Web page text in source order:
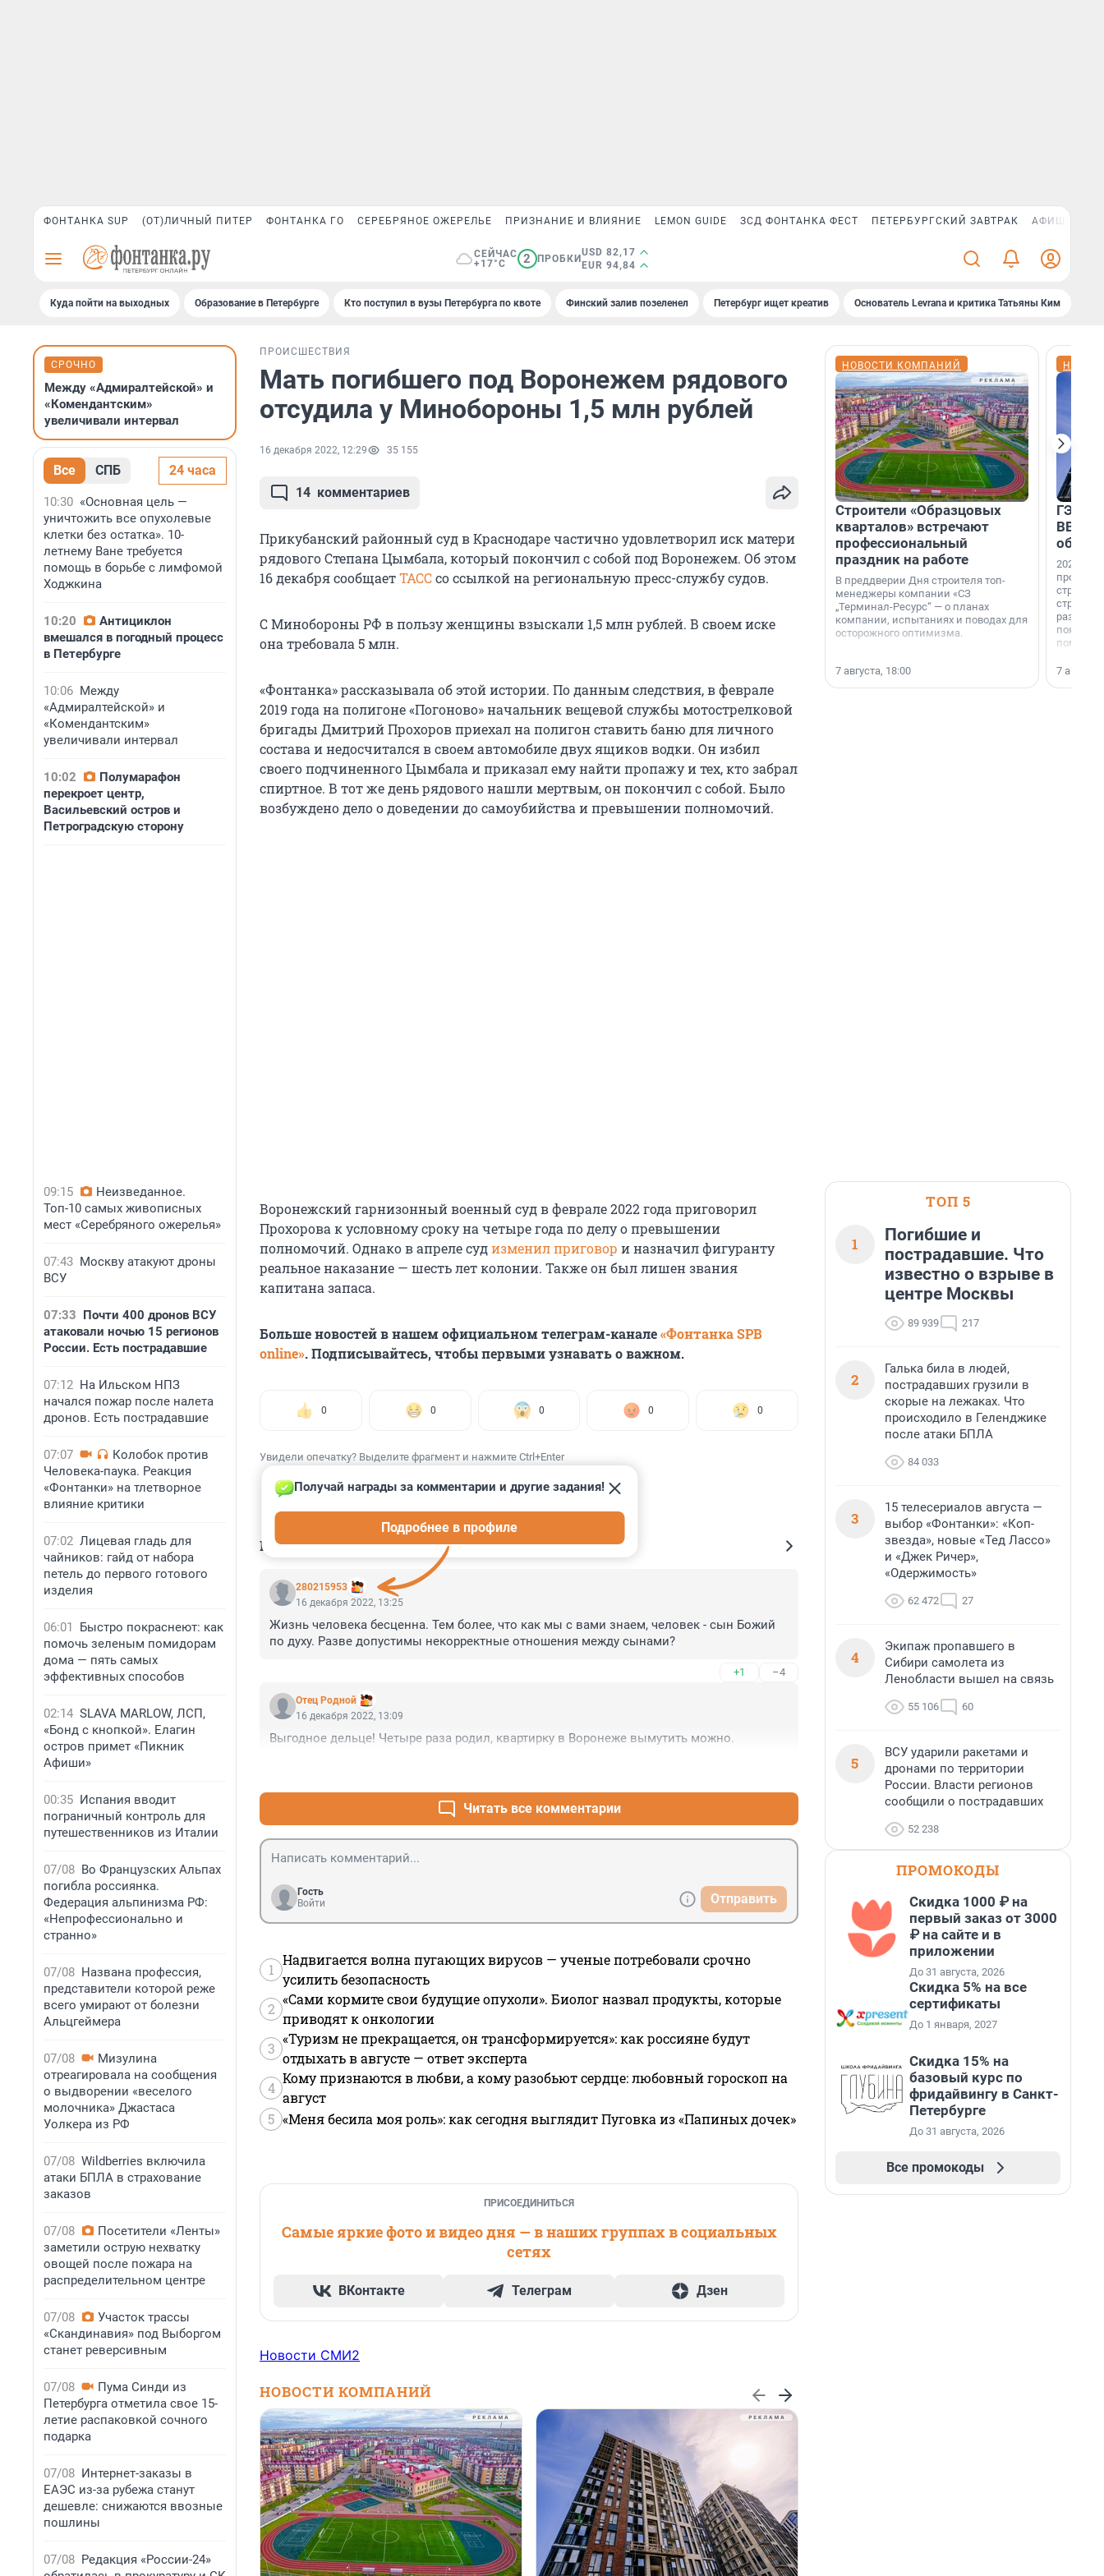
ФОНТАНКА SUP (ОТ)ЛИЧНЫЙ ПИТЕР ФОНТАНКА ГО СЕРЕБРЯНОЕ ОЖЕРЕЛЬЕ ПРИЗНАНИЕ И ВЛИЯНИЕ LEMON GUIDE ЗСД ФОНТАНКА ФЕСТ ПЕТЕРБУРГСКИЙ ЗАВТРАК АФИША PLUS
СЕЙЧАС
+17°C
2 ПРОБКИ
USD 82,17
EUR 94,84
Куда пойти на выходных Образование в Петербурге Кто поступил в вузы Петербурга по квоте Финский залив позеленел Петербург ищет креатив Основатель Levrana и критика Татьяны Ким
СРОЧНО
Между «Адмиралтейской» и
«Комендантским»
увеличивали интервал
Все СПБ 24 часа
10:30 «Основная цель —
уничтожить все опухолевые
клетки без остатка». 10-
летнему Ване требуется
помощь в борьбе с лимфомой
Ходжкина
10:20
Антициклон
вмешался в погодный процесс
в Петербурге
10:06 Между
«Адмиралтейской» и
«Комендантским»
увеличивали интервал
10:02
Полумарафон
перекроет центр,
Васильевский остров и
Петроградскую сторону
09:15
Неизведанное.
Топ-10 самых живописных
мест «Серебряного ожерелья»
07:43 Москву атакуют дроны
ВСУ
07:33 Почти 400 дронов ВСУ
атаковали ночью 15 регионов
России. Есть пострадавшие
07:12 На Ильском НПЗ
начался пожар после налета
дронов. Есть пострадавшие
07:07
Колобок против
Человека-паука. Реакция
«Фонтанки» на тлетворное
влияние критики
07:02 Лицевая гладь для
чайников: гайд от набора
петель до первого готового
изделия
06:01
Быстро покраснеют: как
помочь зеленым помидорам
дома — пять самых
эффективных способов
02:14 SLAVA MARLOW, ЛСП,
«Бонд с кнопкой». Елагин
остров примет «Пикник
Афиши»
00:35 Испания вводит
пограничный контроль для
путешественников из Италии
07/08 Во Французских Альпах
погибла россиянка.
Федерация альпинизма РФ:
«Непрофессионально и
странно»
07/08 Названа профессия,
представители которой реже
всего умирают от болезни
Альцгеймера
07/08
Мизулина
отреагировала на сообщения
о выдворении «веселого
молочника» Джастаса
Уолкера из РФ
07/08 Wildberries включила
атаки БПЛА в страхование
заказов
07/08
Посетители «Ленты»
заметили острую нехватку
овощей после пожара на
распределительном центре
07/08
Участок трассы
«Скандинавия» под Выборгом
станет реверсивным
07/08
Пума Синди из
Петербурга отметила свое 15-
летие распаковкой сочного
подарка
07/08 Интернет-заказы в
ЕАЭС из-за рубежа станут
дешевле: снижаются ввозные
пошлины
07/08 Редакция «России-24»
ПРОИСШЕСТВИЯ
Мать погибшего под Воронежем рядового
отсудила у Минобороны 1,5 млн рублей
16 декабря 2022, 12:29 35 155
14 комментариев
Прикубанский районный суд в Краснодаре частично удовлетворил иск матери
рядового Степана Цымбала, который покончил с собой под Воронежем. Об этом
16 декабря сообщаетТАССсо ссылкой на региональную пресс-службу судов.
С Минобороны РФ в пользу женщины взыскали 1,5 млн рублей. В своем иске
она требовала 5 млн.
«Фонтанка» рассказывала об этой истории. По данным следствия, в феврале
2019 года на полигоне «Погоново» начальник вещевой службы мотострелковой
бригады Дмитрий Прохоров приехал на полигон ставить баню для личного
состава и недосчитался в своем автомобиле двух ящиков водки. Он избил
своего подчиненного Цымбала и приказал ему найти пропажу и тех, кто забрал
спиртное. В тот же день рядового нашли мертвым, он покончил с собой. Было
возбуждено дело о доведении до самоубийства и превышении полномочий.
Воронежский гарнизонный военный суд в феврале 2022 года приговорил
Прохорова к условному сроку на четыре года по делу о превышении
полномочий. Однако в апреле судизменил приговор и назначил фигуранту
реальное наказание — шесть лет колонии. Также он был лишен звания
капитана запаса.
Больше новостей в нашем официальном телеграм-канале«Фонтанка SPB
online». Подписывайтесь, чтобы первыми узнавать о важном.
0 0 0 0 0
Увидели опечатку? Выделите фрагмент и нажмите Ctrl+Enter
КОММЕНТАРИИ 14
280215953
Получай награды за комментарии и другие задания!
Подробнее в профиле
16 декабря 2022, 13:25
Жизнь человека бесценна. Тем более, что как мы с вами знаем, человек - сын Божий
по духу. Разве допустимы некорректные отношения между сынами?
+1 –4
Отец Родной
16 декабря 2022, 13:09
Выгодное дельце! Четыре раза родил, квартирку в Воронеже вымутить можно.
Читать все комментарии
Гость
Войти
Отправить
1
Надвигается волна пугающих вирусов — ученые потребовали срочно
усилить безопасность
2
«Сами кормите свои будущие опухоли». Биолог назвал продукты, которые
приводят к онкологии
3
«Туризм не прекращается, он трансформируется»: как россияне будут
отдыхать в августе — ответ эксперта
4
Кому признаются в любви, а кому разобьют сердце: любовный гороскоп на
август
5 «Меня бесила моя роль»: как сегодня выглядит Пуговка из «Папиных дочек»
ПРИСОЕДИНИТЬСЯ
Самые яркие фото и видео дня — в наших группах в социальных
сетях
ВКонтакте Телеграм Дзен
Новости СМИ2
НОВОСТИ КОМПАНИЙ
НОВОСТИ КОМПАНИЙ
Строители «Образцовых
кварталов» встречают
профессиональный
праздник на работе
В преддверии Дня строителя топ-
менеджеры компании «СЗ
„Терминал-Ресурс“ — о планах
компании, испытаниях и поводах для
осторожного оптимизма.
7 августа, 18:00
ГЭС,
ВВП: в
об
2026-й —
раз. В
7
ТОП 5
1
Погибшие и
пострадавшие. Что
известно о взрыве в
центре Москвы
89 939 217
2
Галька била в людей,
пострадавших грузили в
скорые на лежаках. Что
происходило в Геленджике
после атаки БПЛА
84 033
3
15 телесериалов августа —
выбор «Фонтанки»: «Коп-
звезда», новые «Тед Лассо»
и «Джек Ричер»,
«Одержимость»
62 472 27
4
Экипаж пропавшего в
Сибири самолета из
Ленобласти вышел на связь
55 106 60
5
ВСУ ударили ракетами и
дронами по территории
России. Власти регионов
сообщили о пострадавших
52 238
ПРОМОКОДЫ
Скидка 1000 ₽ на
первый заказ от 3000
₽ на сайте и в
приложении
До 31 августа, 2026
Скидка 5% на все
сертификаты
До 1 января, 2027
Скидка 15% на
базовый курс по
фридайвингу в Санкт-
Петербурге
До 31 августа, 2026
Все промокоды